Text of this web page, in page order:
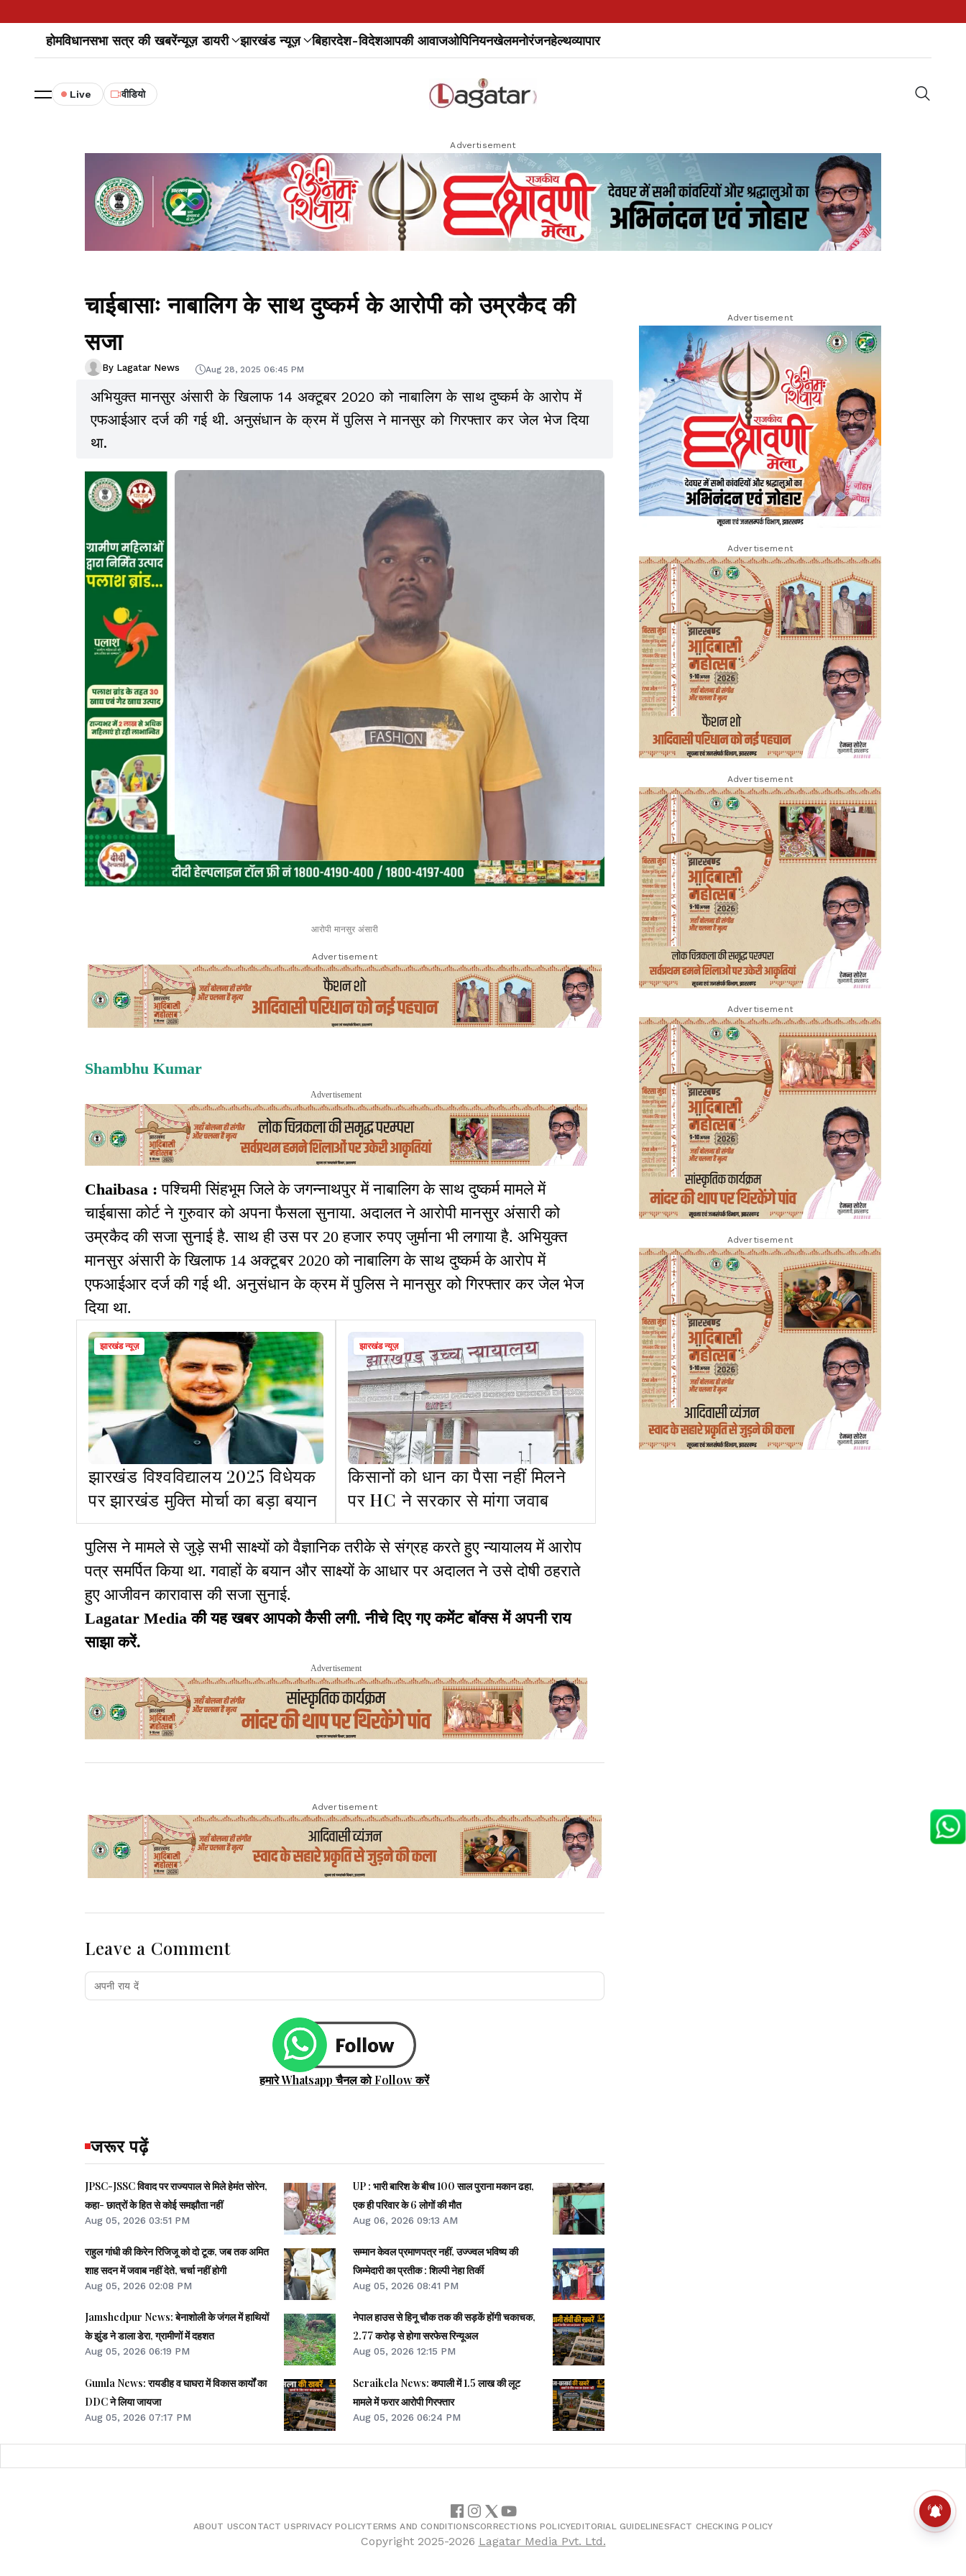
होमविधानसभा सत्र की खबरेंन्यूज़ डायरी झारखंड न्यूज़ बिहारदेश-विदेशआपकी आवाजओपिनियनखेलमनोरंजनहेल्थव्यापार
Live वीडियो
Advertisement
चाईबासाः नाबालिग के साथ दुष्कर्म के आरोपी को उम्रकैद की
सजा
By Lagatar News Aug 28, 2025 06:45 PM
अभियुक्त मानसुर अंसारी के खिलाफ 14 अक्टूबर 2020 को नाबालिग के साथ दुष्कर्म के आरोप में
एफआईआर दर्ज की गई थी. अनुसंधान के क्रम में पुलिस ने मानसुर को गिरफ्तार कर जेल भेज दिया
था.
आरोपी मानसुर अंसारी
Advertisement
Shambhu Kumar
Advertisement
Chaibasa :पश्चिमी सिंहभूम जिले के जगन्नाथपुर में नाबालिग के साथ दुष्कर्म मामले में
चाईबासा कोर्ट ने गुरुवार को अपना फैसला सुनाया. अदालत ने आरोपी मानसुर अंसारी को
उम्रकैद की सजा सुनाई है. साथ ही उस पर 20 हजार रुपए जुर्माना भी लगाया है. अभियुक्त
मानसुर अंसारी के खिलाफ 14 अक्टूबर 2020 को नाबालिग के साथ दुष्कर्म के आरोप में
एफआईआर दर्ज की गई थी. अनुसंधान के क्रम में पुलिस ने मानसुर को गिरफ्तार कर जेल भेज
दिया था.
झारखंड न्यूज़
झारखंड विश्वविद्यालय 2025 विधेयक
पर झारखंड मुक्ति मोर्चा का बड़ा बयान
झारखंड न्यूज़
किसानों को धान का पैसा नहीं मिलने
पर HC ने सरकार से मांगा जवाब
पुलिस ने मामले से जुड़े सभी साक्ष्यों को वैज्ञानिक तरीके से संग्रह करते हुए न्यायालय में आरोप
पत्र समर्पित किया था. गवाहों के बयान और साक्ष्यों के आधार पर अदालत ने उसे दोषी ठहराते
हुए आजीवन कारावास की सजा सुनाई.
Lagatar Media की यह खबर आपको कैसी लगी. नीचे दिए गए कमेंट बॉक्स में अपनी राय
साझा करें.
Advertisement
Advertisement
Leave a Comment
हमारे Whatsapp चैनल को Follow करें
जरूर पढ़ें
JPSC-JSSC विवाद पर राज्यपाल से मिले हेमंत सोरेन,
कहा- छात्रों के हित से कोई समझौता नहीं
Aug 05, 2026 03:51 PM
राहुल गांधी की किरेन रिजिजू को दो टूक, जब तक अमित
शाह सदन में जवाब नहीं देते, चर्चा नहीं होगी
Aug 05, 2026 02:08 PM
Jamshedpur News: बेनाशोली के जंगल में हाथियों
के झुंड ने डाला डेरा, ग्रामीणों में दहशत
Aug 05, 2026 06:19 PM
Gumla News: रायडीह व घाघरा में विकास कार्यों का
DDC ने लिया जायजा
Aug 05, 2026 07:17 PM
UP : भारी बारिश के बीच 100 साल पुराना मकान ढहा,
एक ही परिवार के 6 लोगों की मौत
Aug 06, 2026 09:13 AM
सम्मान केवल प्रमाणपत्र नहीं, उज्ज्वल भविष्य की
जिम्मेदारी का प्रतीक : शिल्पी नेहा तिर्की
Aug 05, 2026 08:41 PM
नेपाल हाउस से हिनू चौक तक की सड़कें होंगी चकाचक,
2.77 करोड़ से होगा सरफेस रिन्यूअल
Aug 05, 2026 12:15 PM
Seraikela News: कपाली में 1.5 लाख की लूट
मामले में फरार आरोपी गिरफ्तार
Aug 05, 2026 06:24 PM
Advertisement
Advertisement
Advertisement
Advertisement
Advertisement
ABOUT USCONTACT USPRIVACY POLICYTERMS AND CONDITIONSCORRECTIONS POLICYEDITORIAL GUIDELINESFACT CHECKING POLICY
Copyright 2025-2026 Lagatar Media Pvt. Ltd.